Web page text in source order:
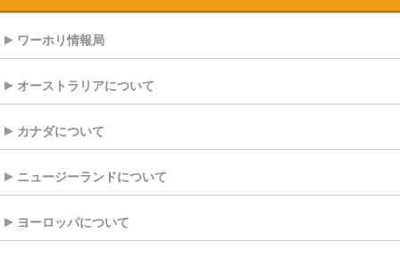
ワーホリ情報局
オーストラリアについて
カナダについて
ニュージーランドについて
ヨーロッパについて